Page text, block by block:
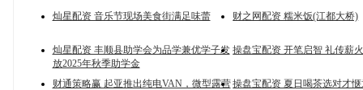
灿星配资 音乐节现场美食街满足味蕾 财之网配资 糯米饭(江都大桥)
灿星配资 丰顺县助学会为品学兼优学子发
放2025年秋季助学金
操盘宝配资 开笔启智 礼传薪
财通策略赢 起亚推出纯电VAN，微型露营操盘宝配资 夏日喝茶选对才